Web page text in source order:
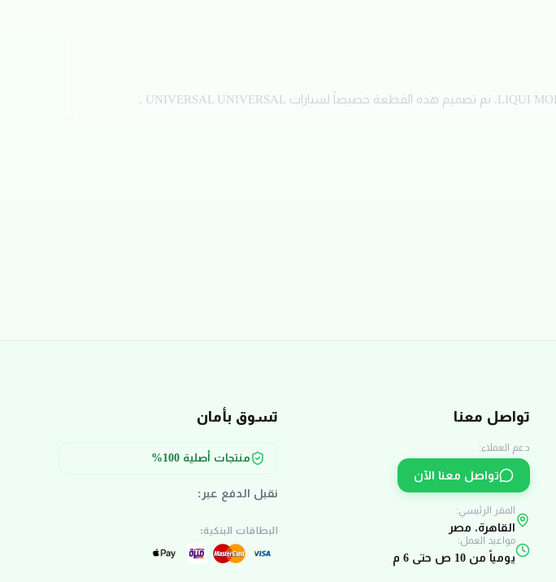
تواصل معنا
دعم العملاء:
تواصل معنا الآن
المقر الرئيسي:
القاهرة، مصر
مواعيد العمل:
يومياً من 10 ص حتى 6 م
تسوق بأمان
منتجات أصلية 100%
نقبل الدفع عبر:
البطاقات البنكية: